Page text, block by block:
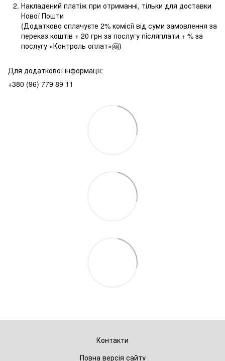
Накладений платіж при отриманні, тільки для доставки
Нової Пошти
(Додатково сплачуєте 2% комісії від суми замовлення за
переказ коштів + 20 грн за послугу післяплати + % за
послугу «Контроль оплат»🤗)
Для додаткової інформації:
+380 (96) 779 89 11
Контакти
Повна версія сайту